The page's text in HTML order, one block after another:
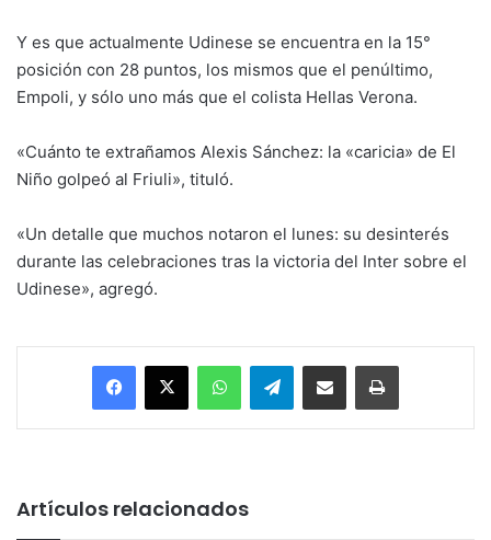
Y es que actualmente Udinese se encuentra en la 15°
posición con 28 puntos, los mismos que el penúltimo,
Empoli, y sólo uno más que el colista Hellas Verona.
«Cuánto te extrañamos Alexis Sánchez: la «caricia» de El
Niño golpeó al Friuli», tituló.
«Un detalle que muchos notaron el lunes: su desinterés
durante las celebraciones tras la victoria del Inter sobre el
Udinese», agregó.
Facebook
X WhatsAppTelegramEnviar vía email Imprimir
Artículos relacionados